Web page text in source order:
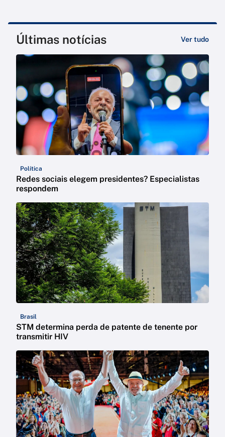
Últimas notícias Ver tudo
Política
Redes sociais elegem presidentes? Especialistas
respondem
Brasil
STM determina perda de patente de tenente por
transmitir HIV